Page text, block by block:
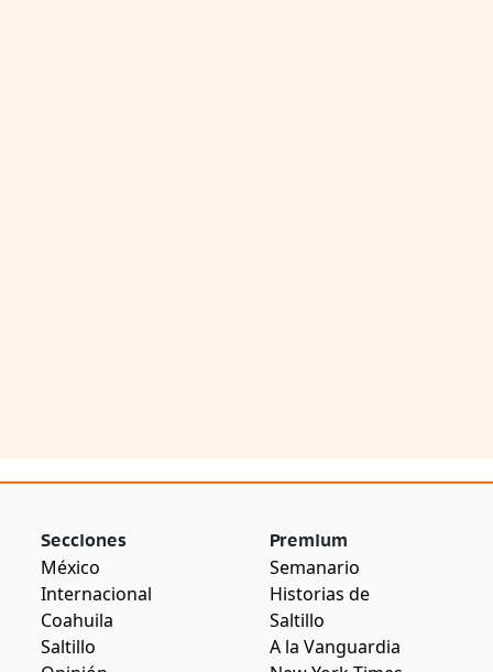
Secciones
México
Internacional
Coahuila
Saltillo
Premium
Semanario
Historias de
Saltillo
A la Vanguardia